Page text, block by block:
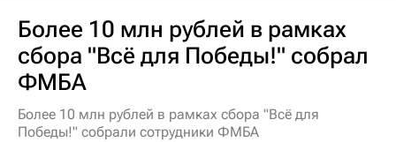
Более 10 млн рублей в рамках
сбора "Всё для Победы!" собрал
ФМБА
Более 10 млн рублей в рамках сбора "Всё для
Победы!" собрали сотрудники ФМБА